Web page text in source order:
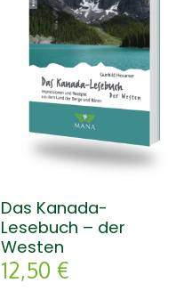
Das Kanada-
Lesebuch – der
Westen
12,50 €